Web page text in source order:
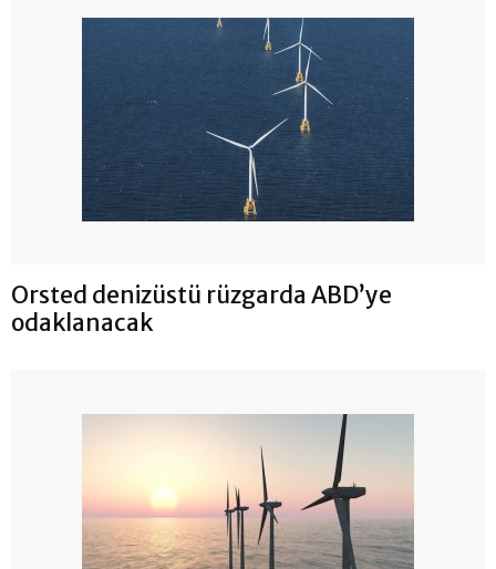
Orsted denizüstü rüzgarda ABD’ye
odaklanacak